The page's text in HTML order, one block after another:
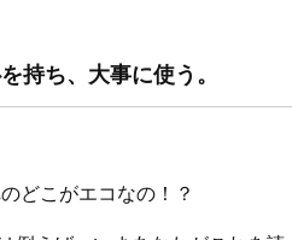
持ち、大事に使う。
どこがエコなの！？